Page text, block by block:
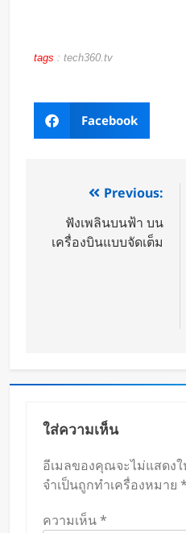
tags : tech360.tv
Facebook
Previous:
ฟังเพลินบนฟ้า บน
เครื่องบินแบบจัดเต็ม
ใส่ความเห็น
อีเมลของคุณจะไม่แสดง
จำเป็นถูกทำเครื่องหมาย *
ความเห็น*